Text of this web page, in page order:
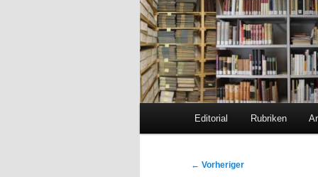
Zum
Zum
Editorial Rubriken
Beitragsnavigation
← Vorheriger